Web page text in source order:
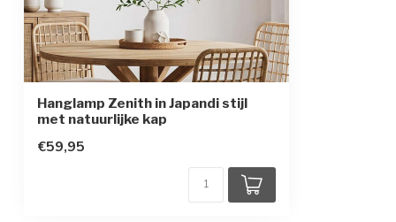
Hanglamp Zenith in Japandi stijl
met natuurlijke kap
€59,95